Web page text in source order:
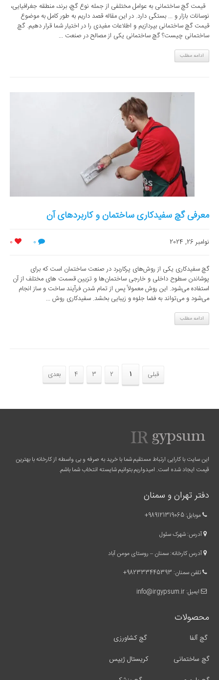
قیمت گچ ساختمانی به عوامل مختلفی از جمله نوع گچ، برند، منطقه جغرافیایی،
نوسانات بازار و ... بستگی دارد. در این مقاله قصد داریم به طور کامل به موضوع
قیمت گچ ساختمانی بپردازیم و اطلاعات مفیدی را در اختیار شما قرار دهیم. گچ
ساختمانی چیست؟ گچ ساختمانی یکی از مصالح در صنعت ...
ادامه مطلب
معرفی گچ سفیدکاری ساختمان و کاربردهای آن
نوامبر 26, 2024
گچ سفیدکاری یکی از روش‌های پرکاربرد در صنعت ساختمان است که برای
پوشاندن سطوح داخلی و خارجی ساختمان‌ها و تزیین قسمت های مختلف از آن
استفاده می‌شود. این روش معمولاً پس از تمام شدن فرآیند ساخت و ساز انجام
می‌شود و می‌تواند به فضا جلوه و زیبایی بخشد. سفیدکاری روش ...
ادامه مطلب
قبلی 1
2
3
4 بعدی
این سایت با کارایی ارتباط مستقیم شما با خرید به صرفه و بی واسطه از کارخانه با بهترین
قیمت ایجاد شده است. امیدواریم بتوانیم شایسته انتخاب شما باشم.
دفتر تهران و سمنان
موبایل: 989121319065
+
آدرس: شهرک سئول
آدرس کارخانه: سمنان – روستای مومن آباد
تلفن سمنان: 982333445393
+
ایمیل: info@irgypsum.ir
محصولات
گچ آلفا
گچ کشاورزی
گچ ساختمانی
کریستال ژیپس